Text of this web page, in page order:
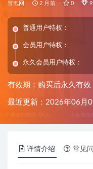
冒泡网 2 月前 0
普通用户特权：
会员用户特权：
永久会员用户特权：
有效期：购买后永久有效
最近更新：2026年06月
详情介绍 常见